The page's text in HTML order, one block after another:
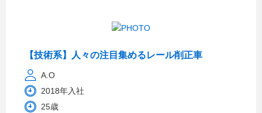
【技術系】人々の注目集めるレール削正車
A.O
2018年入社
25歳